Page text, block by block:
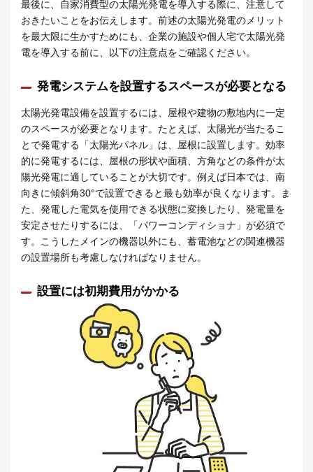
最後に、自家消費型の太陽光発電を導入する際に、注意して
おきたいことをお伝えします。前述の太陽光発電のメリット
を最大限に生かすためにも、企業の施設や個人宅で太陽光発
電を導入する前に、以下の注意点をご確認ください。
発電システムを設置するスペースが必要となる
太陽光発電設備を設置するには、屋根や建物の敷地内に一定
のスペースが必要となります。たとえば、太陽光が当たるこ
とで発電する「太陽光パネル」は、屋根に設置します。効率
的に発電するには、屋根の形状や面積、方角などの条件が太
陽光発電に適していることが大切です。例えば日本では、南
向きに傾斜角30°で設置できると最も効率が良くなります。ま
た、発電した電気を使用できる状態に変換したり、発電量を
安定させたりするには、「パワーコンディショナ」が必須で
す。こうしたメインの機器以外にも、蓄電池などの関連機器
の設置場所も考慮しなければなりません。
設置には初期費用がかかる